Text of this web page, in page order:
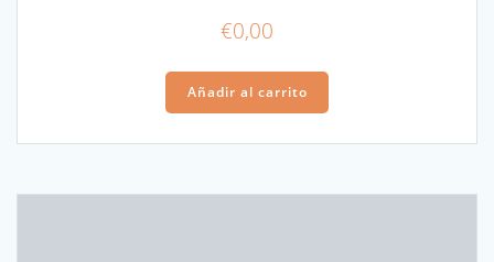
€0,00
Añadir al carrito